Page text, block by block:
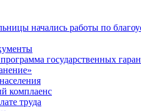
начались работы по
государственных
комплаенс
труда